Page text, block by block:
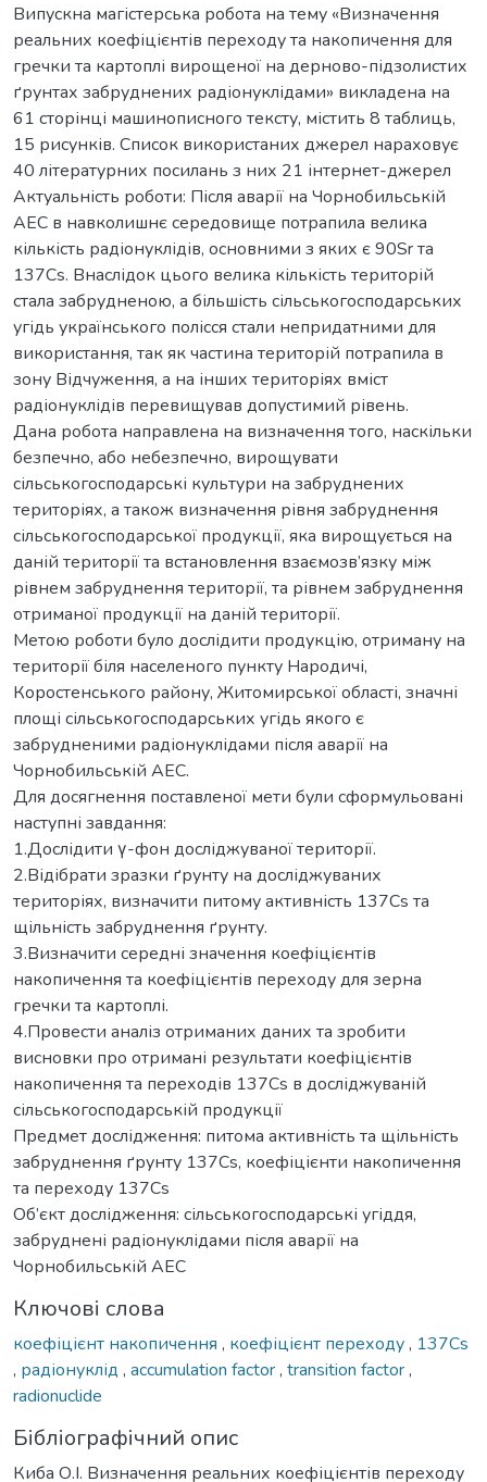
Випускна магістерська робота на тему «Визначення
реальних коефіцієнтів переходу та накопичення для
гречки та картоплі вирощеної на дерново-підзолистих
ґрунтах забруднених радіонуклідами» викладена на
61 сторінці машинописного тексту, містить 8 таблиць,
15 рисунків. Список використаних джерел нараховує
40 літературних посилань з них 21 інтернет-джерел
Актуальність роботи: Після аварії на Чорнобильській
АЕС в навколишнє середовище потрапила велика
кількість радіонуклідів, основними з яких є 90Sr та
137Cs. Внаслідок цього велика кількість територій
стала забрудненою, а більшість сільськогосподарських
угідь українського полісся стали непридатними для
використання, так як частина територій потрапила в
зону Відчуження, а на інших територіях вміст
радіонуклідів перевищував допустимий рівень.
Дана робота направлена на визначення того, наскільки
безпечно, або небезпечно, вирощувати
сільськогосподарські культури на забруднених
територіях, а також визначення рівня забруднення
сільськогосподарської продукції, яка вирощується на
даній території та встановлення взаємозв’язку між
рівнем забруднення території, та рівнем забруднення
отриманої продукції на даній території.
Метою роботи було дослідити продукцію, отриману на
території біля населеного пункту Народичі,
Коростенського району, Житомирської області, значні
площі сільськогосподарських угідь якого є
забрудненими радіонуклідами після аварії на
Чорнобильській АЕС.
Для досягнення поставленої мети були сформульовані
наступні завдання:
1.Дослідити γ-фон досліджуваної території.
2.Відібрати зразки ґрунту на досліджуваних
територіях, визначити питому активність 137Cs та
щільність забруднення ґрунту.
3.Визначити середні значення коефіцієнтів
накопичення та коефіцієнтів переходу для зерна
гречки та картоплі.
4.Провести аналіз отриманих даних та зробити
висновки про отримані результати коефіцієнтів
накопичення та переходів 137Cs в досліджуваній
сільськогосподарській продукції
Предмет дослідження: питома активність та щільність
забруднення ґрунту 137Сs, коефіцієнти накопичення
та переходу 137Cs
Об’єкт дослідження: сільськогосподарські угіддя,
забруднені радіонуклідами після аварії на
Чорнобильській АЕС
Ключові слова
коефіцієнт накопичення , коефіцієнт переходу, 137Cs
, радіонуклід , accumulation factor, transition factor,
radionuclide
Бібліографічний опис
Киба О.І. Визначення реальних коефіцієнтів переходу